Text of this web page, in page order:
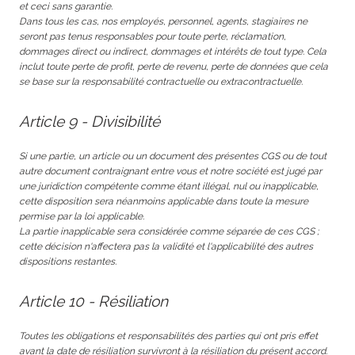
et ceci sans garantie.
Dans tous les cas, nos employés, personnel, agents, stagiaires ne
seront pas tenus responsables pour toute perte, réclamation,
dommages direct ou indirect, dommages et intérêts de tout type. Cela
inclut toute perte de profit, perte de revenu, perte de données que cela
se base sur la responsabilité contractuelle ou extracontractuelle.
Article 9 - Divisibilité
Si une partie, un article ou un document des présentes CGS ou de tout
autre document contraignant entre vous et notre société est jugé par
une juridiction compétente comme étant illégal, nul ou inapplicable,
cette disposition sera néanmoins applicable dans toute la mesure
permise par la loi applicable.
La partie inapplicable sera considérée comme séparée de ces CGS ;
cette décision n'affectera pas la validité et l'applicabilité des autres
dispositions restantes.
Article 10 - Résiliation
Toutes les obligations et responsabilités des parties qui ont pris effet
avant la date de résiliation survivront à la résiliation du présent accord.